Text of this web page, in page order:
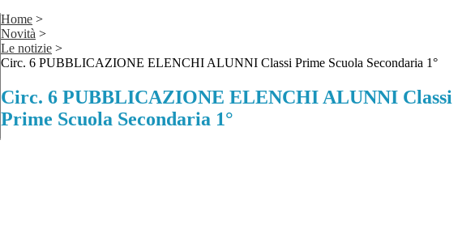
Home >
Novità >
Le notizie >
Circ. 6 PUBBLICAZIONE ELENCHI ALUNNI Classi Prime Scuola Secondaria 1°
Circ. 6 PUBBLICAZIONE ELENCHI ALUNNI Classi
Prime Scuola Secondaria 1°